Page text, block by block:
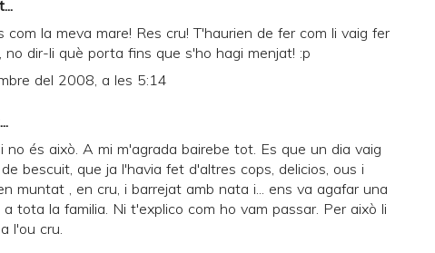
com la meva mare! Res cru! T'haurien de fer com li vaig fer
no dir-li què porta fins que s'ho hagi menjat! :p
del 2008, a les 5:14
no és això. A mi m'agrada bairebe tot. Es que un dia vaig
bescuit, que ja l'havia fet d'altres cops, delicios, ous i
muntat , en cru, i barrejat amb nata i... ens va agafar una
a tota la familia. Ni t'explico com ho vam passar. Per això li
l'ou cru.